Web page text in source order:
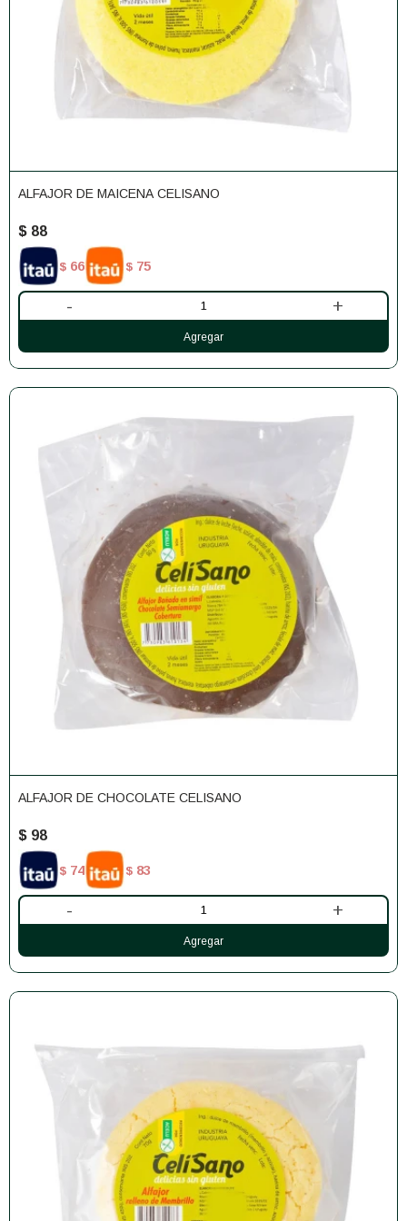
ALFAJOR DE MAICENA CELISANO
$ 88
$ 66 $ 75
- +
ALFAJOR DE CHOCOLATE CELISANO
$ 98
$ 74 $ 83
- +